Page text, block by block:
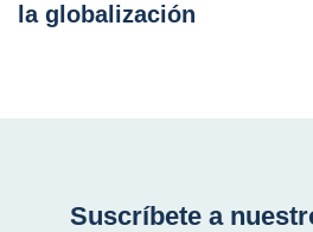
la globalización
Suscríbete a